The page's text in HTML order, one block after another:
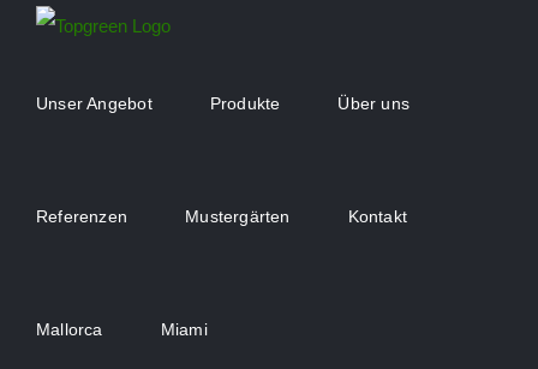
springenUnser Angebot Produkte Über uns
Referenzen Mustergärten Kontakt
Mallorca Miami